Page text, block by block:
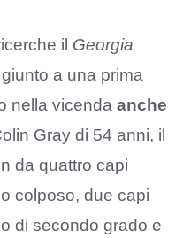
il Georgia
a una prima
nella vicenda anche
Gray di 54 anni, il
da quattro capi
colposo, due capi
di secondo grado e